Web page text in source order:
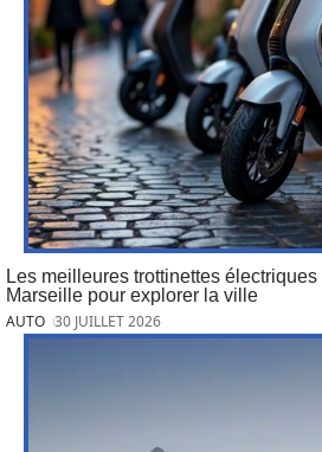
Les meilleures trottinettes
Marseille pour explorer la ville
AUTO 30 JUILLET 2026